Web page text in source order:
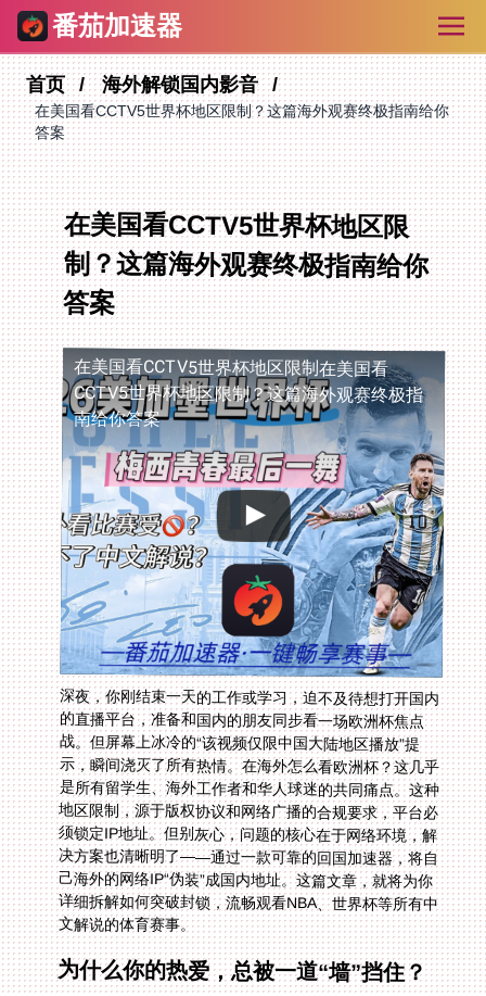
番茄加速器
首页 海外解锁国内影音
在美国看CCTV5世界杯地区限制？这篇海外观赛终极指南给你
答案
在美国看CCTV5世界杯地区限
制？这篇海外观赛终极指南给你
答案
在美国看CCTV5世界杯地区限制在美国看
CCTV5世界杯地区限制？这篇海外观赛终极指
南给你答案
深夜，你刚结束一天的工作或学习，迫不及待想打开国内
的直播平台，准备和国内的朋友同步看一场欧洲杯焦点
战。但屏幕上冰冷的“该视频仅限中国大陆地区播放”提
示，瞬间浇灭了所有热情。在海外怎么看欧洲杯？这几乎
是所有留学生、海外工作者和华人球迷的共同痛点。这种
地区限制，源于版权协议和网络广播的合规要求，平台必
须锁定IP地址。但别灰心，问题的核心在于网络环境，解
决方案也清晰明了——通过一款可靠的回国加速器，将自
己海外的网络IP“伪装”成国内地址。这篇文章，就将为你
详细拆解如何突破封锁，流畅观看NBA、世界杯等所有中
文解说的体育赛事。
为什么你的热爱，总被一道“墙”挡住？